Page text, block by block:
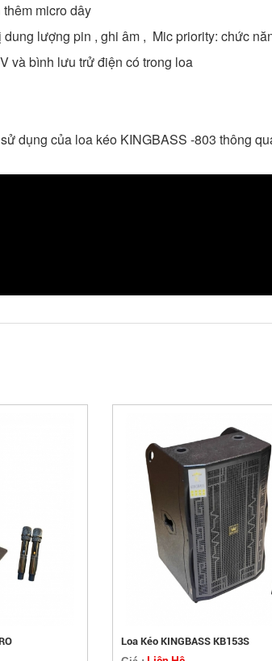
micro dây
lượng pin , ghi âm , Mic priority: chức
và bình lưu trử điện có trong loa
dụng của loa kéo KINGBASS -803 thông
Loa Kéo KINGBASS KB153S